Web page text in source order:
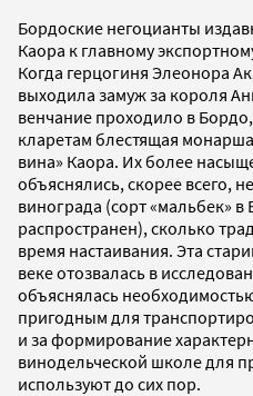
Бордоские негоцианты
Каора к главному
Когда герцогиня Элеонора
выходила замуж за короля
венчание проходило в
кларетам блестящая
вина» Каора. Их более
объяснялись, скорее всего,
винограда (сорт «мальбек»
распространен), сколько
время настаивания. Эта
веке отозвалась в
объяснялась
пригодным для
и за формирование
винодельческой школе для
используют до сих пор.